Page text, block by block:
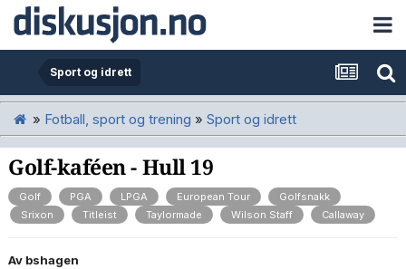
Sport og idrett
» Fotball, sport og trening » Sport og idrett
Golf-kaféen - Hull 19
Golf PGA LPGA European Tour
Golfsnakk
Srixon
Titleist Taylormade Wilson Staff Callaway
Av bshagen